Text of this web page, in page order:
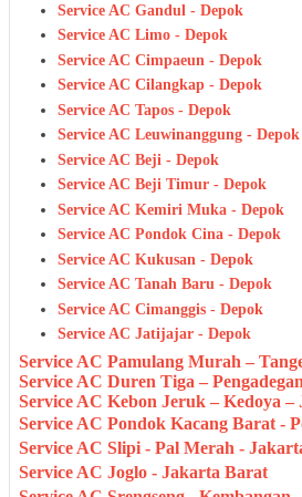
Service AC Gandul - Depok
Service AC Limo - Depok
Service AC Cimpaeun - Depok
Service AC Cilangkap - Depok
Service AC Tapos - Depok
Service AC Leuwinanggung - Depok
Service AC Beji - Depok
Service AC Beji Timur - Depok
Service AC Kemiri Muka - Depok
Service AC Pondok Cina - Depok
Service AC Kukusan - Depok
Service AC Tanah Baru - Depok
Service AC Cimanggis - Depok
Service AC Jatijajar - Depok
Service AC Pamulang Murah –
Service AC Duren Tiga –
Service AC Kebon Jeruk – Kedoya
Service AC Pondok Kacang Barat -
Service AC Slipi - Pal Merah -
Service AC Joglo - Jakarta Barat